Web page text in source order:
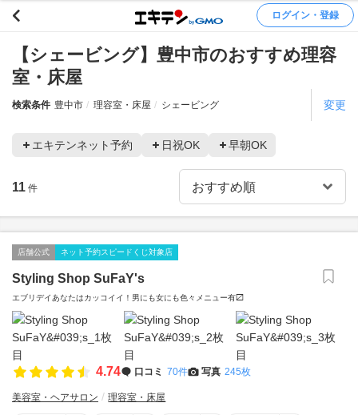
ログイン・登録
【シェービング】豊中市のおすすめ理容
室・床屋
検索条件 豊中市 理容室・床屋 シェービング 変更
エキテンネット予約 日祝OK 早朝OK
11 件
店舗公式 ネット予約スピードくじ対象店
Styling Shop SuFaY's
エブリデイあなたはカッコイイ！男にも女にも色々メニュー有〼
4.74 口コミ 70件 写真 245枚
美容室・ヘアサロン 理容室・床屋